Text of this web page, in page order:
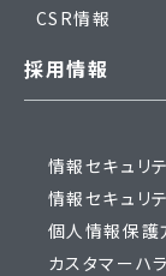
CSR情報
採用情報
情報セキュリ
情報セキュリ
個人情報保護
カスタマーハ